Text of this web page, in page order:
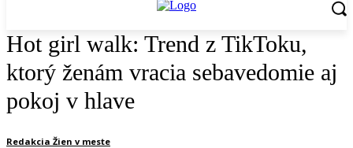
Hot girl walk: Trend z TikToku,
ktorý ženám vracia sebavedomie aj
pokoj v hlave
Redakcia Žien v meste